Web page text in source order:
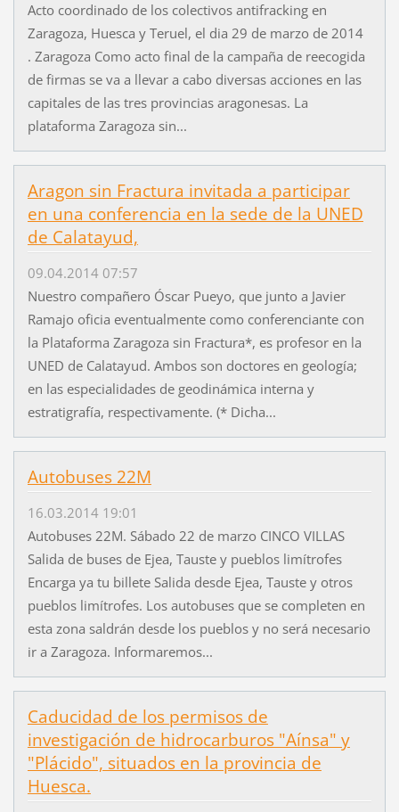
Acto coordinado de los colectivos antifracking en
Zaragoza, Huesca y Teruel, el dia 29 de marzo de 2014
. Zaragoza Como acto final de la campaña de reecogida
de firmas se va a llevar a cabo diversas acciones en las
capitales de las tres provincias aragonesas. La
plataforma Zaragoza sin...
Aragon sin Fractura invitada a participar
en una conferencia en la sede de la UNED
de Calatayud,
09.04.2014 07:57
Nuestro compañero Óscar Pueyo, que junto a Javier
Ramajo oficia eventualmente como conferenciante con
la Plataforma Zaragoza sin Fractura*, es profesor en la
UNED de Calatayud. Ambos son doctores en geología;
en las especialidades de geodinámica interna y
estratigrafía, respectivamente. (* Dicha...
Autobuses 22M
16.03.2014 19:01
Autobuses 22M. Sábado 22 de marzo CINCO VILLAS
Salida de buses de Ejea, Tauste y pueblos limítrofes
Encarga ya tu billete Salida desde Ejea, Tauste y otros
pueblos limítrofes. Los autobuses que se completen en
esta zona saldrán desde los pueblos y no será necesario
ir a Zaragoza. Informaremos...
Caducidad de los permisos de
investigación de hidrocarburos "Aínsa" y
"Plácido", situados en la provincia de
Huesca.